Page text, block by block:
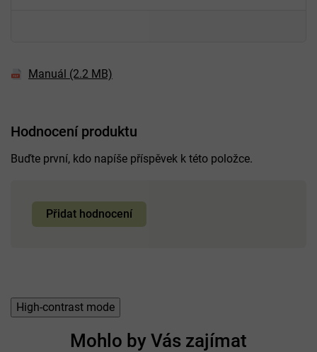
Manuál (2.2 MB)
Hodnocení produktu
Buďte první, kdo napíše příspěvek k této položce.
Přidat hodnocení
High-contrast mode
Mohlo by Vás zajímat